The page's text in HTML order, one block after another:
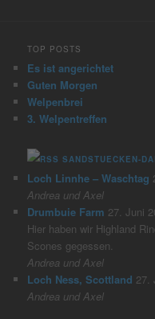
TOP POSTS
Es ist angerichtet
Guten Morgen
Welpenbrei
3. Welpentreffen
SANDSTUECKEN-
Loch Linnhe – Waschtag
Andrea und Axel
Drumbuie Farm 27. Juni
Hier haben wir Highland
Scones gegessen.
Andrea und Axel
Loch Ness, Scottland 27.
Andrea und Axel